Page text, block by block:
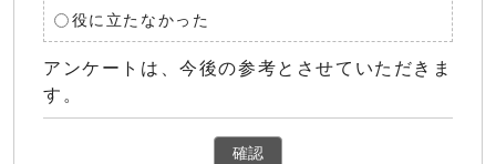
役に立たなかった
アンケートは、今後の参考とさせていただきま
す。
確認